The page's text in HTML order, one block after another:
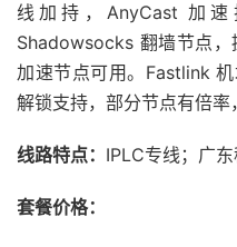
线加持，AnyCast 加
Shadowsocks 翻墙节点
加速节点可用。Fastlink
解锁支持，部分节点有倍率
线路特点： IPLC专线；广
套餐价格：